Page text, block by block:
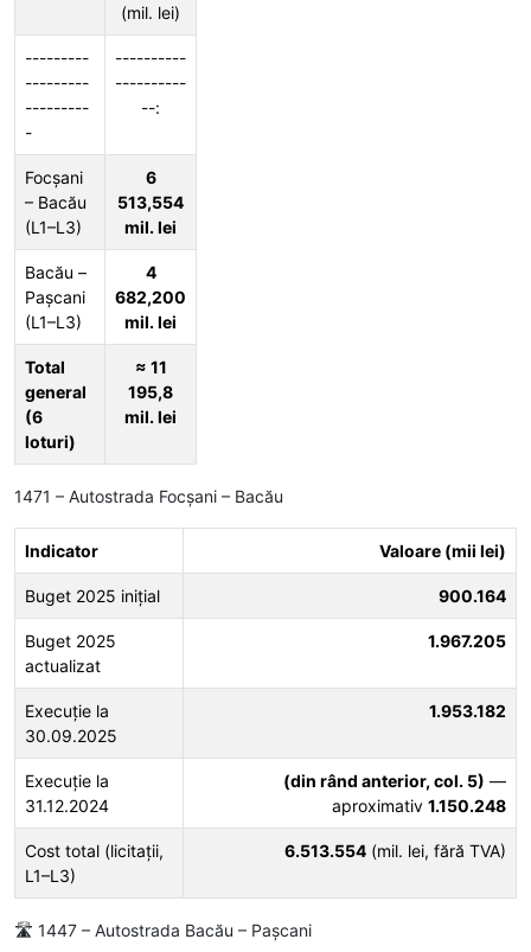
(mil. lei)
---------
---------
---------
-
----------
----------
--:
Focșani
– Bacău
(L1–L3)
6
513,554
mil. lei
Bacău –
Pașcani
(L1–L3)
4
682,200
mil. lei
Total
general
(6
loturi)
≈ 11
195,8
mil. lei
1471 – Autostrada Focșani – Bacău
Indicator Valoare (mii lei)
Buget 2025 inițial 900.164
Buget 2025
actualizat
1.967.205
Execuție la
30.09.2025
1.953.182
Execuție la
31.12.2024
(din rând anterior, col. 5) —
aproximativ 1.150.248
Cost total (licitații,
L1–L3)
6.513.554 (mil. lei, fără TVA)
🛣️ 1447 – Autostrada Bacău – Pașcani